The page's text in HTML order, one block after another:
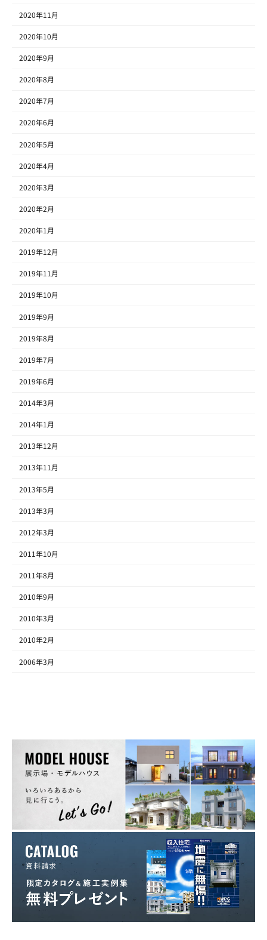
2020年11月
2020年10月
2020年9月
2020年8月
2020年7月
2020年6月
2020年5月
2020年4月
2020年3月
2020年2月
2020年1月
2019年12月
2019年11月
2019年10月
2019年9月
2019年8月
2019年7月
2019年6月
2014年3月
2014年1月
2013年12月
2013年11月
2013年5月
2013年3月
2012年3月
2011年10月
2011年8月
2010年9月
2010年3月
2010年2月
2006年3月